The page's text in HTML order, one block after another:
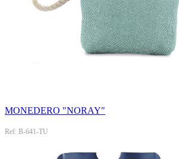
MONEDERO "NORAY"
Ref: B-641-TU